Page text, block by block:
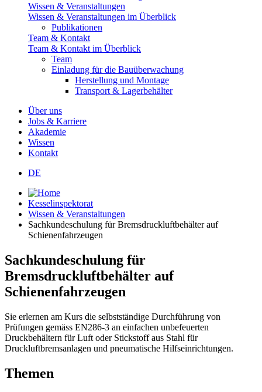
Wissen & Veranstaltungen
Wissen & Veranstaltungen im Überblick
Publikationen
Team & Kontakt
Team & Kontakt im Überblick
Team
Einladung für die Bauüberwachung
Herstellung und Montage
Transport & Lagerbehälter
Über uns
Jobs & Karriere
Akademie
Wissen
Kontakt
DE
Kesselinspektorat
Wissen & Veranstaltungen
Sachkundeschulung für Bremsdruckluftbehälter auf
Schienenfahrzeugen
Sachkundeschulung für
Bremsdruckluftbehälter auf
Schienenfahrzeugen
Sie erlernen am Kurs die selbstständige Durchführung von
Prüfungen gemäss EN286-3 an einfachen unbefeuerten
Druckbehältern für Luft oder Stickstoff aus Stahl für
Druckluftbremsanlagen und pneumatische Hilfseinrichtungen.
Themen